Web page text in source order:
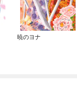
暁のヨナ